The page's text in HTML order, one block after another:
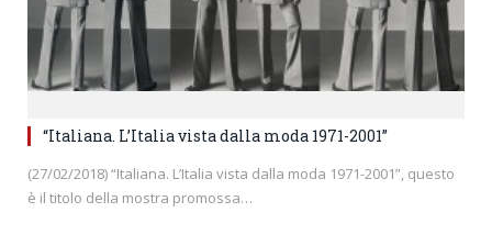
“Italiana. L’Italia vista dalla moda 1971-2001”
(27/02/2018) “Italiana. L’Italia vista dalla moda 1971-2001”, questo
è il titolo della mostra promossa…